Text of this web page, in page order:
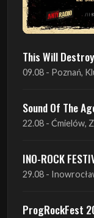
This Will
09.08 - Poznań,
Sound Of The
22.08 - Ćmielów,
INO-ROCK
29.08 -
ProgRockFest